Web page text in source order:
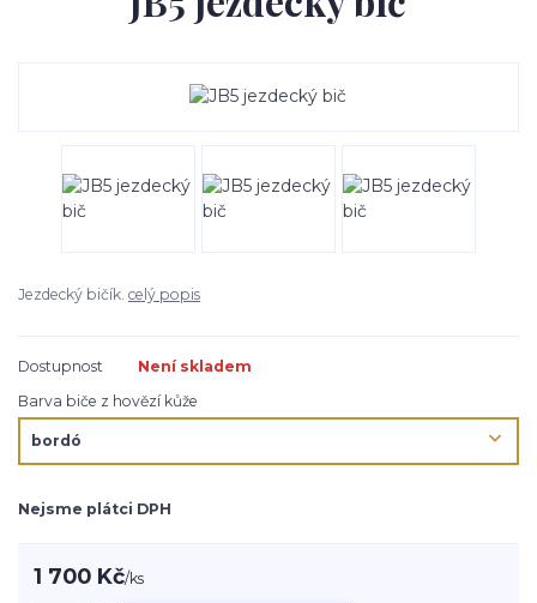
Jezdecký bičík. celý popis
Dostupnost
Není skladem
Barva biče z hovězí kůže
Nejsme plátci DPH
1 700 Kč/ks